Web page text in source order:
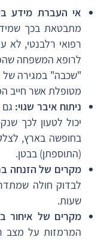
אי העברת מידע
מתבטאת בכך
רפואי רלבנטי, לא
לרופא המשפחה
"שכבה" במגירה
מטופלת אשר חייב
ניתוח איבר שגוי:
יכול לטעון לכך
בחופשה בארץ,
(התוספתן) בבטן.
מקרים של הזנחה
לבדוק חולה
שעות.
מקרים של איחור
המרמזות על מצב